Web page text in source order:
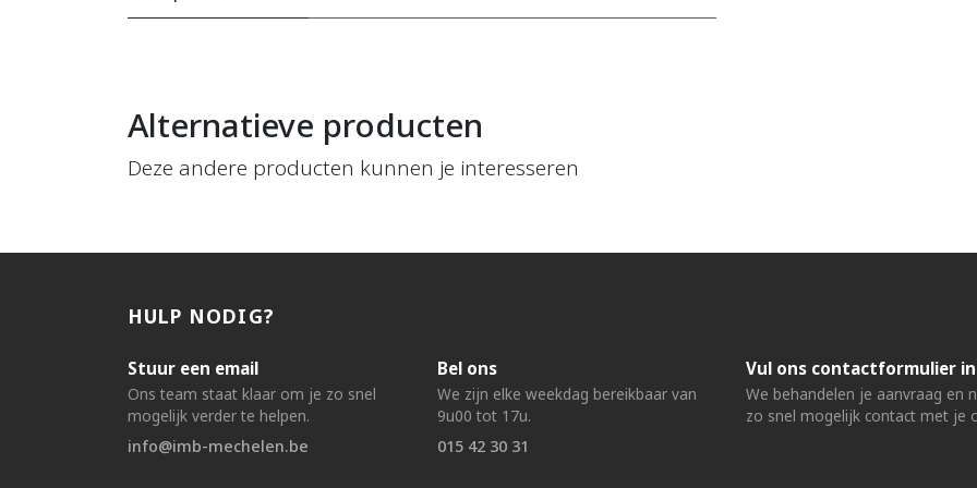
Alternatieve producten
Deze andere producten kunnen je interesseren
HULP NODIG?
Stuur een email
Ons team staat klaar om je zo snel
mogelijk verder te helpen.
info@imb-mechelen.be
Bel ons
We zijn elke weekdag bereikbaar van
9u00 tot 17u.
015 42 30 31
Vul ons contactformulier in
We behandelen je aanvraag en
zo snel mogelijk contact met je